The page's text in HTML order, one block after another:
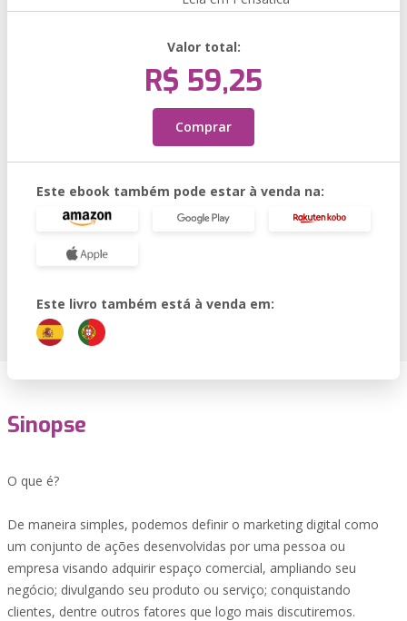
Valor total:
R$ 59,25
Comprar
Este ebook também pode estar à venda na:
Este livro também está à venda em:
Sinopse
O que é?
De maneira simples, podemos definir o marketing digital como
um conjunto de ações desenvolvidas por uma pessoa ou
empresa visando adquirir espaço comercial, ampliando seu
negócio; divulgando seu produto ou serviço; conquistando
clientes, dentre outros fatores que logo mais discutiremos.